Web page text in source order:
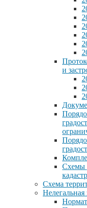
и
Схемы
Схема
Нелегальная